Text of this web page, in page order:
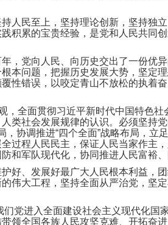
人民至上，坚持理论创新，坚持独
积累的宝贵经验，是党和人民共同
，党向人民、向历史交出了一份优
本问题，把握历史发展大势，坚定
性错误，以咬定青山不放松的执着
，全面贯彻习近平新时代中国特色
类社会发展规律的认识。必须坚持
，协调推进“四个全面”战略布局，立
过程人民民主，保证人民当家作主
和军队现代化，协同推进人民富裕、
好、发展好最广大人民根本利益，
伟大工程，坚持全面从严治党，坚
党进入全面建设社会主义现代化国
领全国各族人民攻坚克难、开拓奋